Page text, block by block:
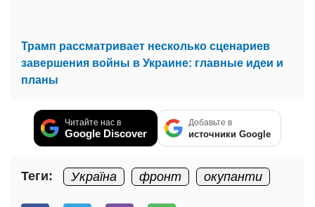
Трамп рассматривает несколько сценариев
завершения войны в Украине: главные идеи и
планы
Читайте нас в
Google Discover
Добавьте в
источники Google
Теги: Україна фронт окупанти